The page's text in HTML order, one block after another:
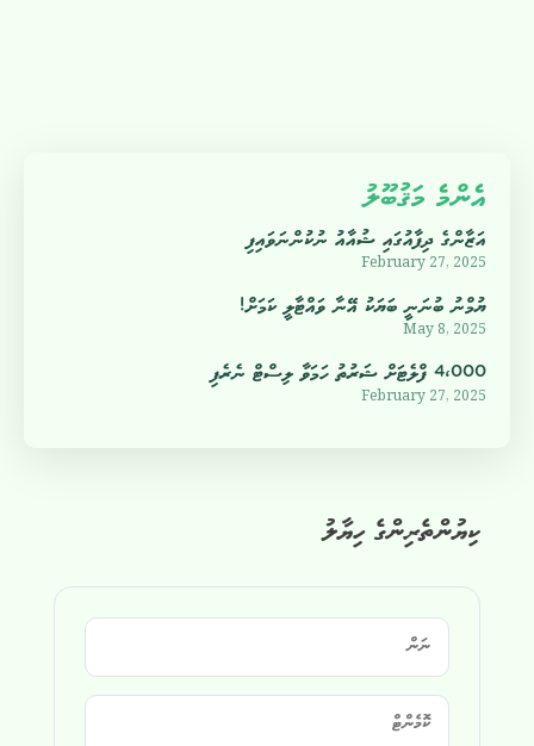
ކިޔުންތެރިންގެ ހިޔާލު
އެންމެ މަޤުބޫލު
އަޒާންގެ ދިފާއުގައި ޝުއާއު ނުކުންނަވައިފި
February 27, 2025
ޔުމްނު ބުނަނީ ބަޔަކު އޭނާ ވައްޓާލީ ކަމަށް!
May 8, 2025
4،000 ފްލެޓަށް ޝަރުތު ހަމަވާ ލިސްޓް ނެރެފި
February 27, 2025